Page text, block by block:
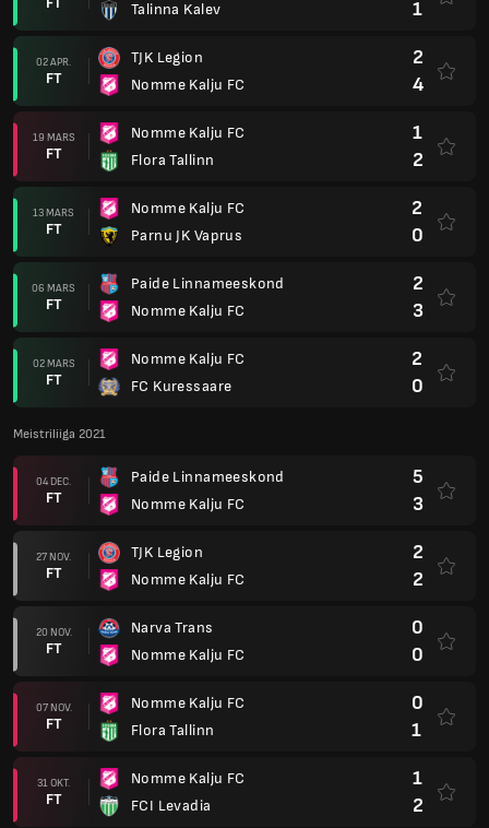
Talinna Kalev 1
02 APR.
FT
TJK Legion
Nomme Kalju FC
2
4
19 MARS
FT
Nomme Kalju FC
Flora Tallinn
1
2
13 MARS
FT
Nomme Kalju FC
Parnu JK Vaprus
2
0
06 MARS
FT
Paide Linnameeskond
Nomme Kalju FC
2
3
02 MARS
FT
Nomme Kalju FC
FC Kuressaare
2
0
Meistriliiga 2021
04 DEC.
FT
Paide Linnameeskond
Nomme Kalju FC
5
3
27 NOV.
FT
TJK Legion
Nomme Kalju FC
2
2
20 NOV.
FT
Narva Trans
Nomme Kalju FC
0
0
07 NOV.
FT
Nomme Kalju FC
Flora Tallinn
0
1
31 OKT.
FT
Nomme Kalju FC
FCI Levadia
1
2